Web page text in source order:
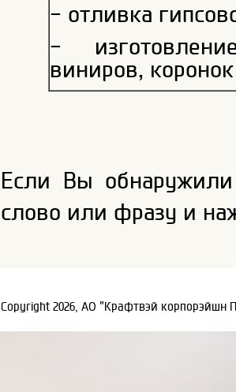
- отливка
-
виниров,
Если Вы
слово или фразу и
Copyright 2026, АО "Крафтвэй корпорэйшн